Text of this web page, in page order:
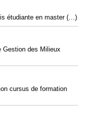
étudiante en master (…)
Gestion des Milieux
cursus de formation